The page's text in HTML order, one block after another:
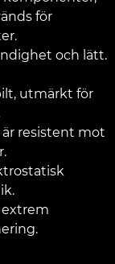
för
och lätt.
utmärkt för
resistent mot
extrem